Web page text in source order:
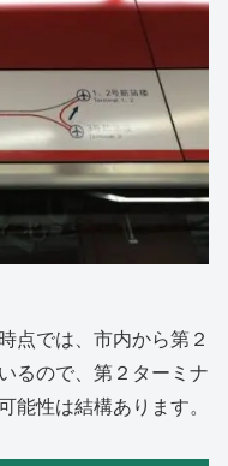
点では、市内から第２
るので、第２ターミナ
能性は結構あります。